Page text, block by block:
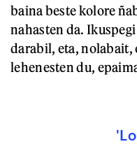
baina beste kolore
nahasten da.
darabil, eta, nolabait,
lehenesten du,